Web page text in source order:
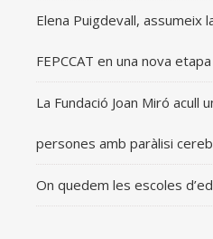
Elena Puigdevall, assumeix
FEPCCAT en una nova
La Fundació Joan Miró acull
persones amb paràlisi
On quedem les escoles